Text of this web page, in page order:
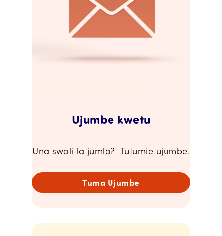
Ujumbe kwetu
Una swali la jumla? Tutumie ujumbe.
Tuma Ujumbe